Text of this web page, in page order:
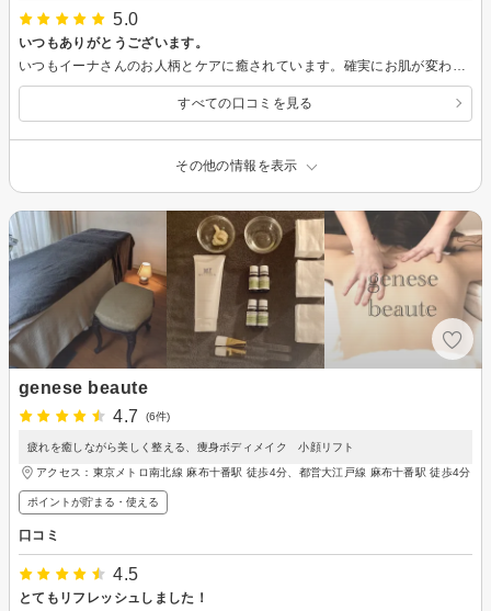
5.0
いつもありがとうございます。
すべての口コミを見る
その他の情報を表示
genese beaute
4.7
(6件)
疲れを癒しながら美しく整える、痩身ボディメイク 小顔リフト
アクセス：東京メトロ南北線 麻布十番駅 徒歩4分、都営大江戸線 麻布十番駅 徒歩4分
ポイントが貯まる・使える
口コミ
4.5
とてもリフレッシュしました！